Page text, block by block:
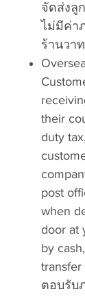
จัดส่งลู
ไม่มีค่า
ร้านวา
their
duty
post
when
door at
by
ตอบรับ